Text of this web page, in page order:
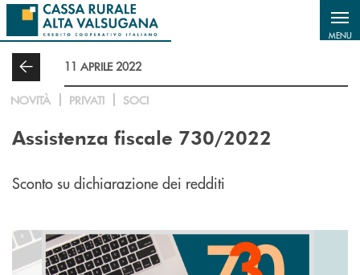
Salta al contenuto principale
MENU
11 APRILE 2022
NOVITÀ PRIVATI SOCI
Assistenza fiscale 730/2022
Sconto su dichiarazione dei redditi